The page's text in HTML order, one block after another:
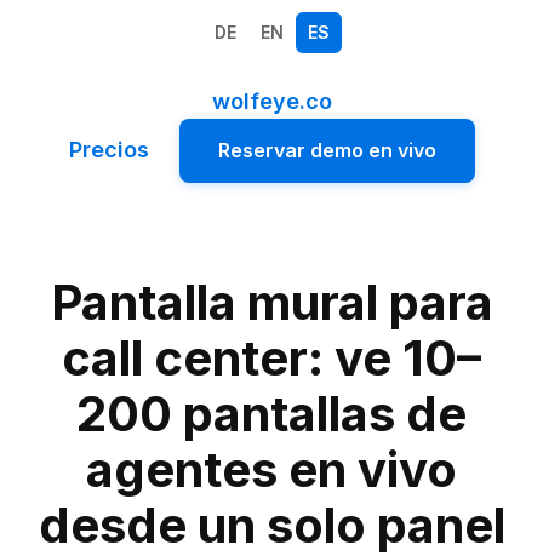
DE EN ES
wolfeye.co
Precios
Reservar demo en vivo
Pantalla mural para
call center: ve 10–
200 pantallas de
agentes en vivo
desde un solo panel